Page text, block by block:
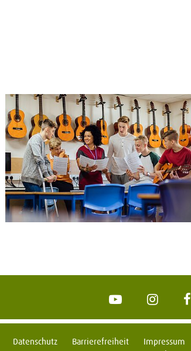
YouTube Instagram
Datenschutz Barrierefreiheit
Impressum